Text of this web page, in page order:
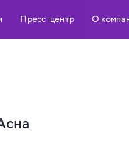
Пресс-центр О